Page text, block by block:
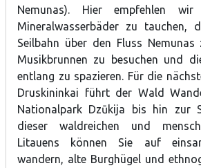
Nemunas). Hier empfehlen
Mineralwasserbäder zu tauchen,
Seilbahn über den Fluss Nemunas
Musikbrunnen zu besuchen und
entlang zu spazieren. Für die
Druskininkai führt der Wald
Nationalpark Dzūkija bis hin zur
dieser waldreichen und
Litauens können Sie auf
wandern, alte Burghügel und